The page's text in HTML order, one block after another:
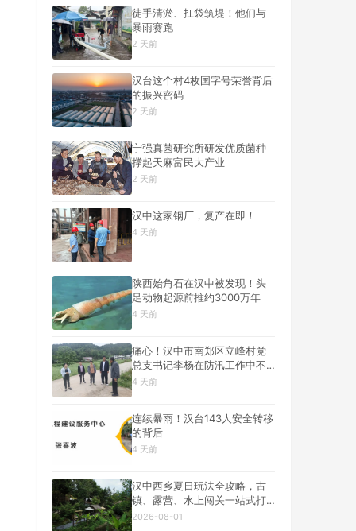
徒手清淤、扛袋筑堤！他们与
暴雨赛跑
2 天前
汉台这个村4枚国字号荣誉背后
的振兴密码
2 天前
宁强真菌研究所研发优质菌种
撑起天麻富民大产业
2 天前
汉中这家钢厂，复产在即！
4 天前
陕西始角石在汉中被发现！头
足动物起源前推约3000万年
4 天前
痛心！汉中市南郑区立峰村党
总支书记李杨在防汛工作中不
幸遇难
4 天前
连续暴雨！汉台143人安全转移
的背后
4 天前
汉中西乡夏日玩法全攻略，古
镇、露营、水上闯关一站式打
卡
2026-08-01